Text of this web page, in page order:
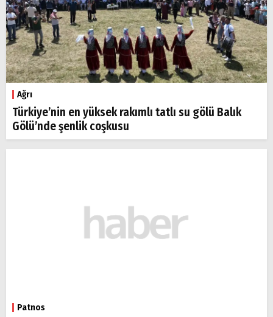
Ağrı
Türkiye’nin en yüksek rakımlı tatlı su gölü Balık
Gölü’nde şenlik coşkusu
Patnos